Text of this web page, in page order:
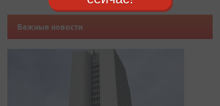
Важные новости